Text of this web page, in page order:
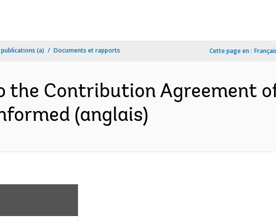
(a) Documents et rapports Cette page en :
the Contribution Agreement
(anglais)